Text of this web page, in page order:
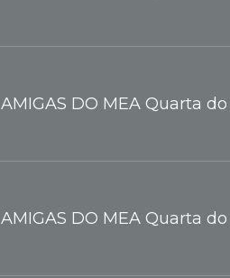
AMIGAS DO MEA Quarta
AMIGAS DO MEA Quarta